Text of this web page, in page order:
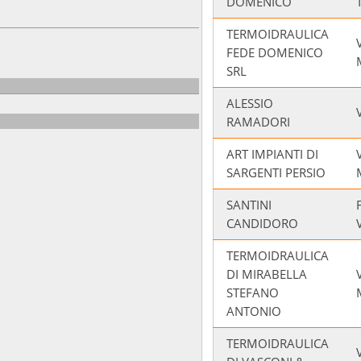
TERMOIDRAULICA
FEDE DOMENICO
SRL
ALESSIO
RAMADORI
ART IMPIANTI DI
SARGENTI PERSIO
SANTINI
CANDIDORO
TERMOIDRAULICA
DI MIRABELLA
STEFANO
ANTONIO
TERMOIDRAULICA